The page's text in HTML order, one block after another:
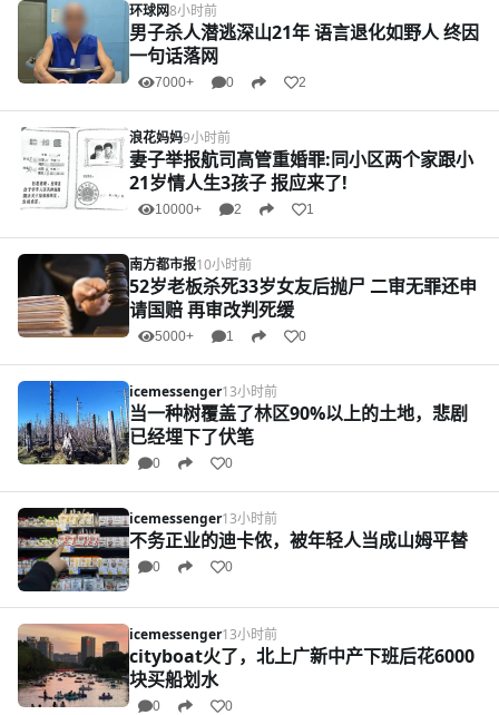
环球网8小时前
男子杀人潜逃深山21年 语言退化如野人 终因
一句话落网
7000+ 0 2
浪花妈妈9小时前
妻子举报航司高管重婚罪:同小区两个家跟小
21岁情人生3孩子 报应来了!
10000+ 2 1
南方都市报10小时前
52岁老板杀死33岁女友后抛尸 二审无罪还申
请国赔 再审改判死缓
5000+ 1 0
icemessenger13小时前
当一种树覆盖了林区90%以上的土地，悲剧
已经埋下了伏笔
0 0
icemessenger13小时前
不务正业的迪卡侬，被年轻人当成山姆平替
0 0
icemessenger13小时前
cityboat火了，北上广新中产下班后花6000
块买船划水
0 0